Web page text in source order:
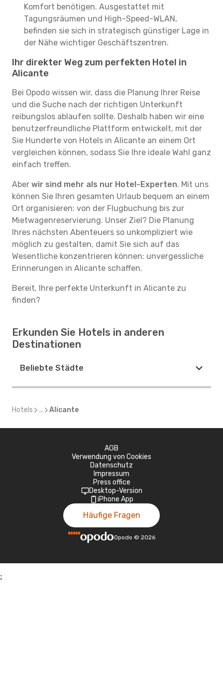
Komfort benötigen. Ausgestattet mit
Tagungsräumen und High-Speed-WLAN,
befinden sie sich in strategisch günstiger Lage in
der Nähe wichtiger Geschäftszentren.
Ihr direkter Weg zum perfekten Hotel in
Alicante
Bei Opodo wissen wir, dass die Planung Ihrer Reise
und die Suche nach der richtigen Unterkunft
reibungslos ablaufen sollte. Deshalb haben wir eine
benutzerfreundliche Plattform entwickelt, mit der
Sie Hunderte von Hotels in Alicante an einem Ort
vergleichen können, sodass Sie Ihre ideale Wahl ganz
einfach treffen.
Aber wir sind mehr als nur Hotel-Experten. Mit uns
können Sie Ihren gesamten Urlaub bequem an einem
Ort organisieren: von der Flugbuchung bis zur
Mietwagenreservierung. Unser Ziel? Die Planung
Ihres nächsten Abenteuers so unkompliziert wie
möglich zu gestalten, damit Sie sich auf das
Wesentliche konzentrieren können: unvergessliche
Erinnerungen in Alicante schaffen.
Bereit, Ihre perfekte Unterkunft in Alicante zu
finden?
Erkunden Sie Hotels in anderen
Destinationen
Beliebte Städte
Hotels ... Alicante
AGB
Verwendung von Cookies
Datenschutz
Impressum
Press office
Desktop-Version
iPhone App
Häufige Fragen
Opodo © 2026
;